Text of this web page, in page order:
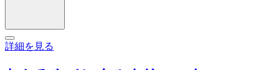
詳細を見る